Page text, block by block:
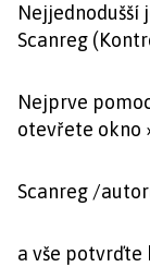
Scanreg
Nejprve
otevřete okno
Scanreg /
a vše potvrďte